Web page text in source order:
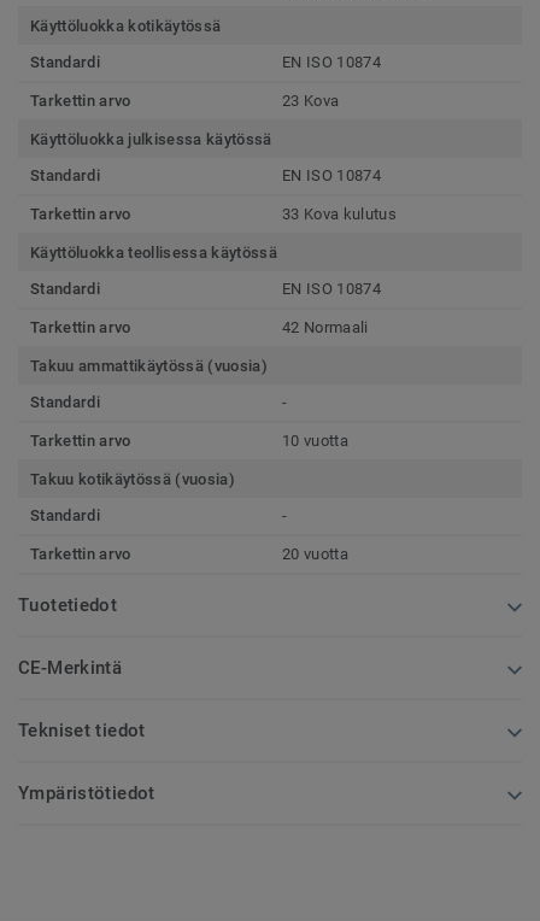
Käyttöluokka kotikäytössä
Standardi
EN ISO 10874
Tarkettin arvo 23 Kova
Käyttöluokka julkisessa käytössä
Standardi
EN ISO 10874
Tarkettin arvo 33 Kova kulutus
Käyttöluokka teollisessa käytössä
Standardi
EN ISO 10874
Tarkettin arvo 42 Normaali
Takuu ammattikäytössä (vuosia)
Standardi
-
Tarkettin arvo 10 vuotta
Takuu kotikäytössä (vuosia)
Standardi
-
Tarkettin arvo 20 vuotta
Tuotetiedot
CE-Merkintä
Tekniset tiedot
Ympäristötiedot